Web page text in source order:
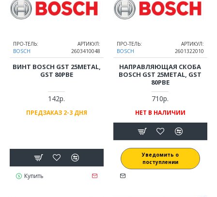
ПРО-ТЕЛЬ:
BOSCH
АРТИКУЛ:
2603410048
ВИНТ BOSCH GST 25METAL,
GST 80PBE
142р.
ПРЕДЗАКАЗ 2-3 ДНЯ
Купить
ПРО-ТЕЛЬ:
BOSCH
АРТИКУЛ:
2601322010
НАПРАВЛЯЮЩАЯ СКОБА
BOSCH GST 25METAL, GST
80PBE
710р.
НЕТ В НАЛИЧИИ
Уведомить о
поступлении